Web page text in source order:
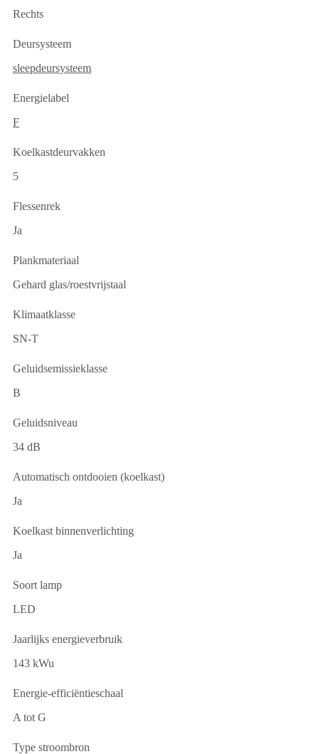
Rechts
Deursysteem
sleepdeursysteem
Energielabel
F
Koelkastdeurvakken
5
Flessenrek
Ja
Plankmateriaal
Gehard glas/roestvrijstaal
Klimaatklasse
SN-T
Geluidsemissieklasse
B
Geluidsniveau
34 dB
Automatisch ontdooien (koelkast)
Ja
Koelkast binnenverlichting
Ja
Soort lamp
LED
Jaarlijks energieverbruik
143 kWu
Energie-efficiëntieschaal
A tot G
Type stroombron